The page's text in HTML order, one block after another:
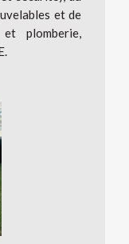
et de
plomberie,